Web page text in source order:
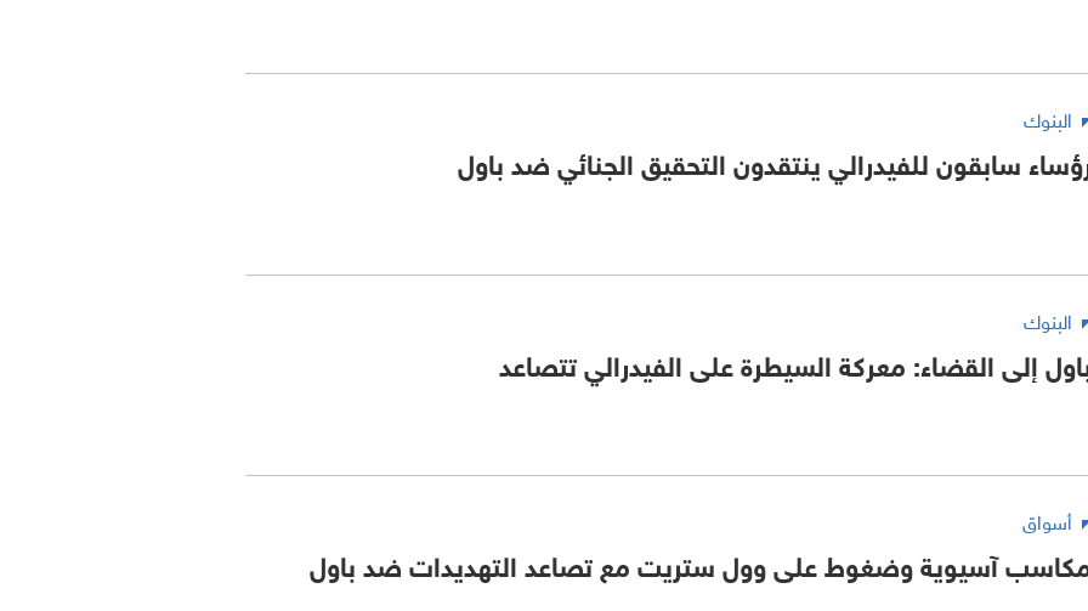
البنوك
سابقون للفيدرالي ينتقدون التحقيق الجنائي ضد باول
البنوك
إلى القضاء: معركة السيطرة على الفيدرالي تتصاعد
أسواق
آسيوية وضغوط على وول ستريت مع تصاعد التهديدات ضد باول